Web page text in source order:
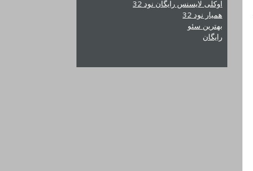
اوکلی لایسنس رایگان نود 32
همیار نود 32
بهترین سئو
رایگان